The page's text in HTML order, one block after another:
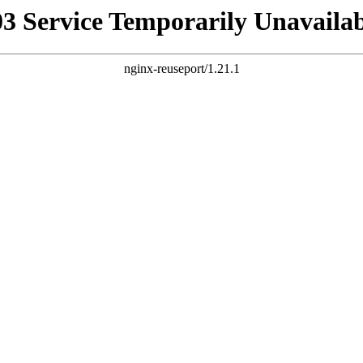
Service Temporarily
nginx-reuseport/1.21.1